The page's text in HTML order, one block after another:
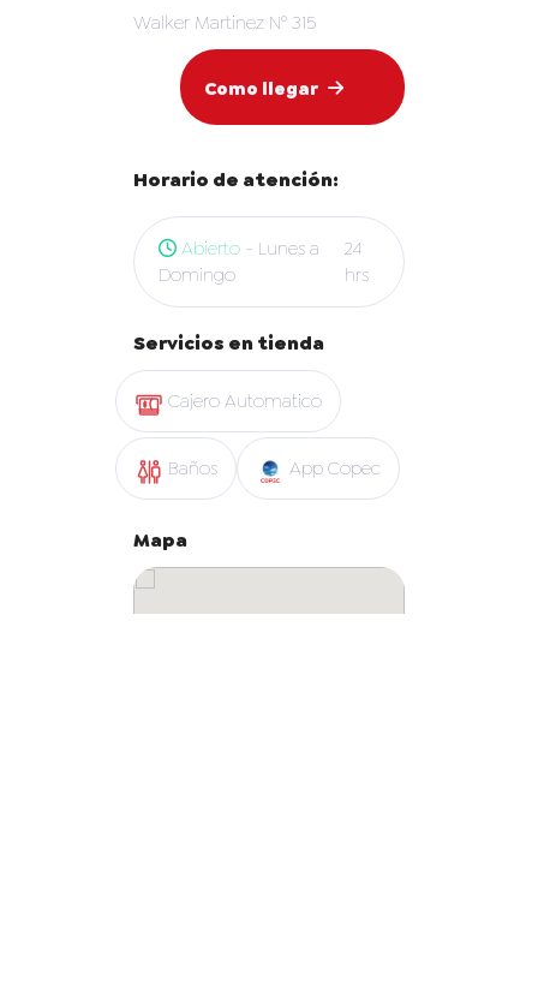
Walker Martinez N° 315
Como llegar
Horario de atención:
Abierto - Lunes a
Domingo
24
hrs
Servicios en tienda
Cajero Automatico
Baños App Copec
Mapa